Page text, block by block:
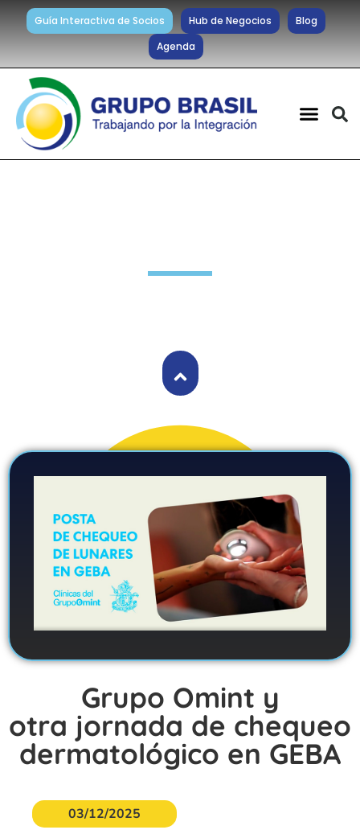
Guía Interactiva de Socios Hub de Negocios
Blog
Agenda
Grupo Omint y
otra jornada de chequeo
dermatológico en GEBA
03/12/2025